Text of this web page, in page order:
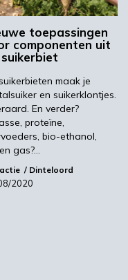
project
via
met
Kees de Gooijer
van Klink
van dit
met een
te
is
toepassingen
componenten uit
maak je
en suikerklontjes.
En verder?
proteïne,
bio-ethanol,
gas?…
Dinteloord
2020